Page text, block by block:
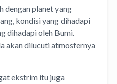
dengan planet yang
kondisi yang dihadapi
dihadapi oleh Bumi.
akan dilucuti atmosfernya
ekstrim itu juga